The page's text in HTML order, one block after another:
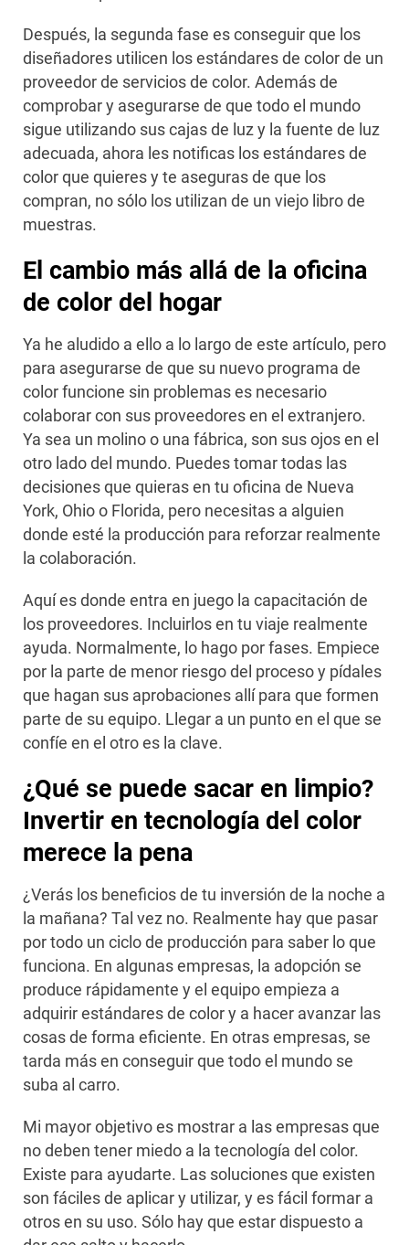
Después, la segunda fase es conseguir que los
diseñadores utilicen los estándares de color de un
proveedor de servicios de color. Además de
comprobar y asegurarse de que todo el mundo
sigue utilizando sus cajas de luz y la fuente de luz
adecuada, ahora les notificas los estándares de
color que quieres y te aseguras de que los
compran, no sólo los utilizan de un viejo libro de
muestras.
El cambio más allá de la oficina
de color del hogar
Ya he aludido a ello a lo largo de este artículo, pero
para asegurarse de que su nuevo programa de
color funcione sin problemas es necesario
colaborar con sus proveedores en el extranjero.
Ya sea un molino o una fábrica, son sus ojos en el
otro lado del mundo. Puedes tomar todas las
decisiones que quieras en tu oficina de Nueva
York, Ohio o Florida, pero necesitas a alguien
donde esté la producción para reforzar realmente
la colaboración.
Aquí es donde entra en juego la capacitación de
los proveedores. Incluirlos en tu viaje realmente
ayuda. Normalmente, lo hago por fases. Empiece
por la parte de menor riesgo del proceso y pídales
que hagan sus aprobaciones allí para que formen
parte de su equipo. Llegar a un punto en el que se
confíe en el otro es la clave.
¿Qué se puede sacar en limpio?
Invertir en tecnología del color
merece la pena
¿Verás los beneficios de tu inversión de la noche a
la mañana? Tal vez no. Realmente hay que pasar
por todo un ciclo de producción para saber lo que
funciona. En algunas empresas, la adopción se
produce rápidamente y el equipo empieza a
adquirir estándares de color y a hacer avanzar las
cosas de forma eficiente. En otras empresas, se
tarda más en conseguir que todo el mundo se
suba al carro.
Mi mayor objetivo es mostrar a las empresas que
no deben tener miedo a la tecnología del color.
Existe para ayudarte. Las soluciones que existen
son fáciles de aplicar y utilizar, y es fácil formar a
otros en su uso. Sólo hay que estar dispuesto a